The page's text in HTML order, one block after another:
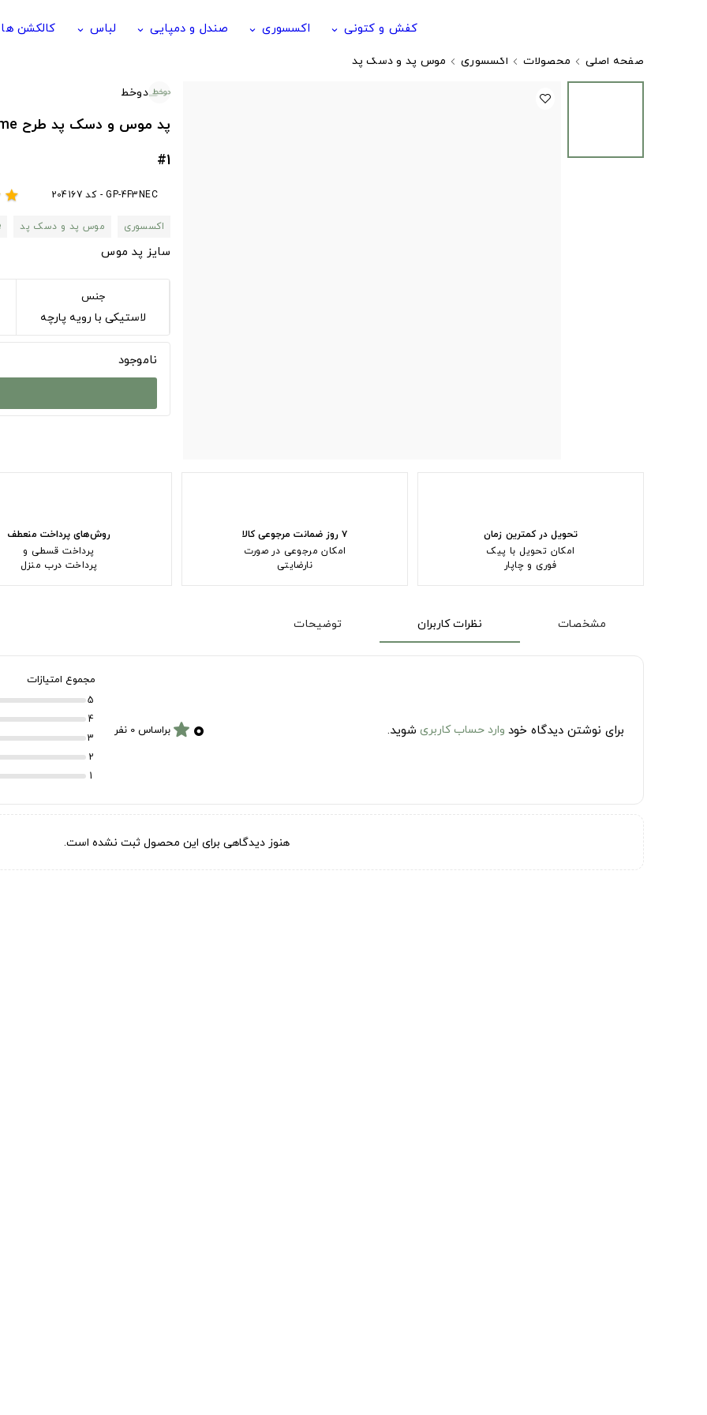
کفش و کتونی keyboard_arrow_down اکسسوری keyboard_arrow_down صندل و دمپایی keyboard_arrow_down لباس keyboard_arrow_down کالکشن ها
صفحه اصلی محصولات اکسسوری
موس پد و دسک پد
دوخط
#1
GP-4F3NEC - کد 204167 star
اکسسوری
موس پد و دسک پد
سایز پد موس
جنس
لاستیکی با رویه پارچه
ناموجود
تحویل در کمترین زمان
امکان تحویل با پیک
فوری و چاپار
۷ روز ضمانت مرجوعی کالا
امکان مرجوعی در صورت
نارضایتی
روش‌های پرداخت منعطف
پرداخت قسطی و
پرداخت درب منزل
مشخصات نظرات کاربران توضیحات
برای نوشتن دیدگاه خود وارد حساب کاربری شوید. ۰ starبراساس 0 نفر
مجموع امتیازات
5
4
3
2
1
هنوز دیدگاهی برای این محصول ثبت نشده است.